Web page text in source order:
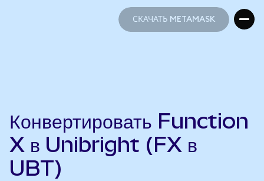
СКАЧАТЬ METAMASK
Конвертировать Function
X в Unibright (FX в
UBT)